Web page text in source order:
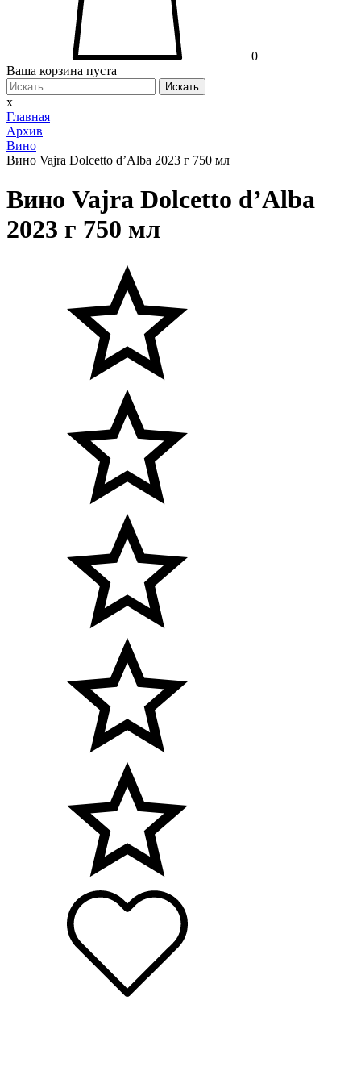
0
Ваша корзина пуста
Искать
x
Главная
Архив
Вино
Вино Vajra Dolcetto d’Alba 2023 г 750 мл
Вино Vajra Dolcetto d’Alba
2023 г 750 мл